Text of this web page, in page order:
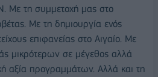
Με τη συμμετοχή μας στο
Με τη δημιουργία ενός
επιφανείας στο Αιγαίο. Με
μικρότερων σε μέγεθος αλλά
αξία προγραμμάτων. Αλλά και τη